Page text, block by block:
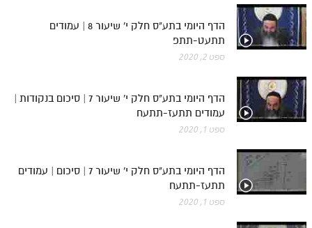
הדף היומי בתע"ס חלק י' שיעור 8 | עמודים
תתעט-תתפ
ספט 2, 2020
הדף היומי בתע"ס חלק י' שיעור 7 | סיכום בנקודות |
עמודים תתעז-תתעח
ספט 1, 2020
הדף היומי בתע"ס חלק י' שיעור 7 | סיכום | עמודים
תתעז-תתעח
ספט 1, 2020